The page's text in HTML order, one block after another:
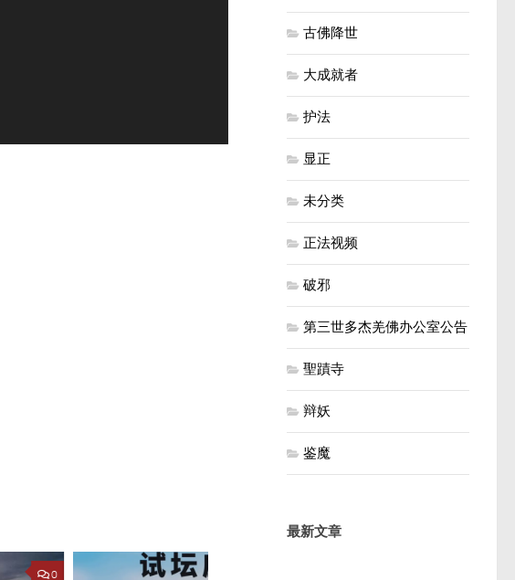
0
古佛降世
大成就者
护法
显正
未分类
正法视频
破邪
第三世多杰羌佛办公室公告
聖蹟寺
辩妖
鉴魔
最新文章